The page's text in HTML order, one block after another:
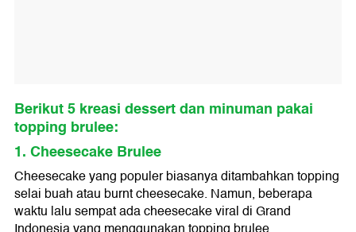
Berikut 5 kreasi dessert dan minuman pakai
topping brulee:
1. Cheesecake Brulee
Cheesecake yang populer biasanya ditambahkan topping
selai buah atau burnt cheesecake. Namun, beberapa
waktu lalu sempat ada cheesecake viral di Grand